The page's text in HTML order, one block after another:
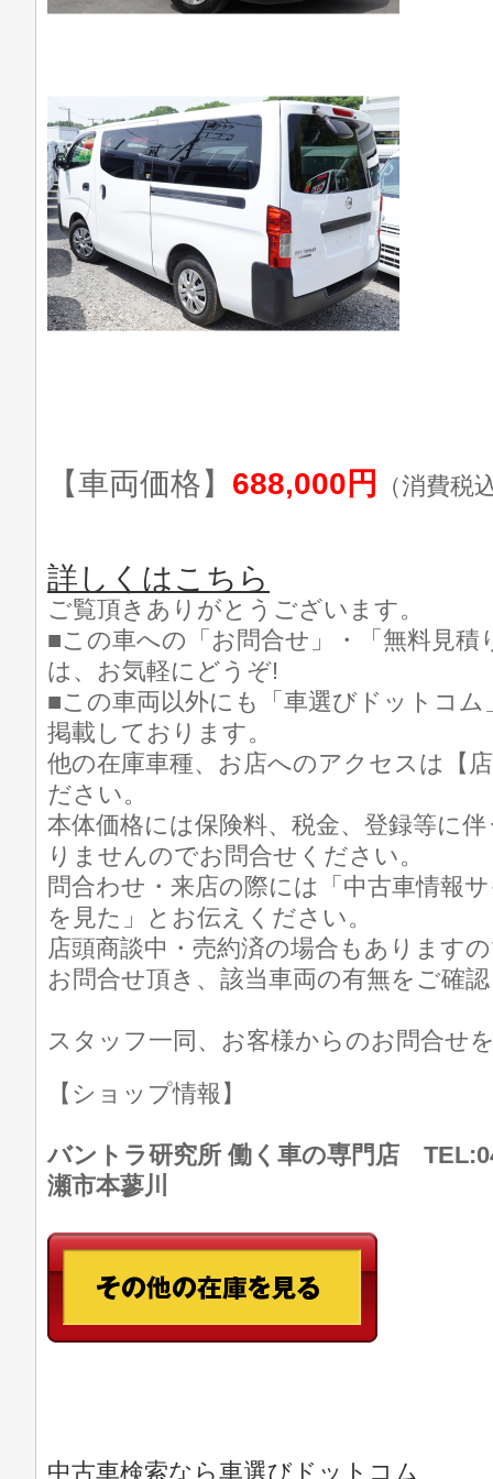
【車両価格】 688,000円 （消費税
詳しくはこちら
ご覧頂きありがとうございます。
■この車への「お問合せ」・「無料見積
は、お気軽にどうぞ!
■この車両以外にも「車選びドットコ
掲載しております。
他の在庫車種、お店へのアクセスは【
ださい。
本体価格には保険料、税金、登録等に
りませんのでお問合せください。
問合わせ・来店の際には「中古車情報
を見た」とお伝えください。
店頭商談中・売約済の場合もあります
お問合せ頂き、該当車両の有無をご確
スタッフ一同、お客様からのお問合せ
【ショップ情報】
バントラ研究所 働く車の専門店
瀬市本蓼川
中古車検索なら車選びドットコム